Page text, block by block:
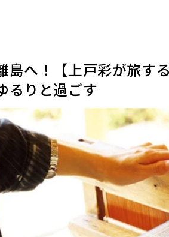
島へ！【上戸彩が旅す
るりと過ごす